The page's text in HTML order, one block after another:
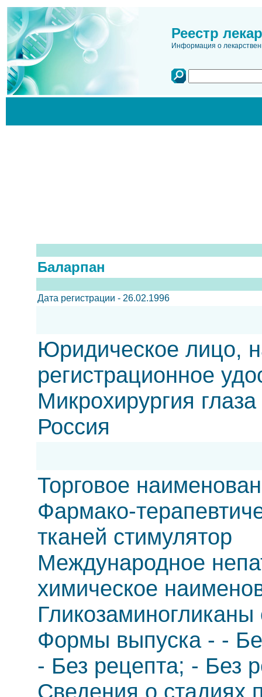
Реестр
Информация о
Баларпан
Дата регистрации - 26.02.1996
Юридическое лицо,
регистрационное
Микрохирургия
Россия
Торговое
Фармако-
тканей стимулятор
Международное
химическое
Формы выпуска - -
- Без рецепта; - Без
Сведения о стадиях